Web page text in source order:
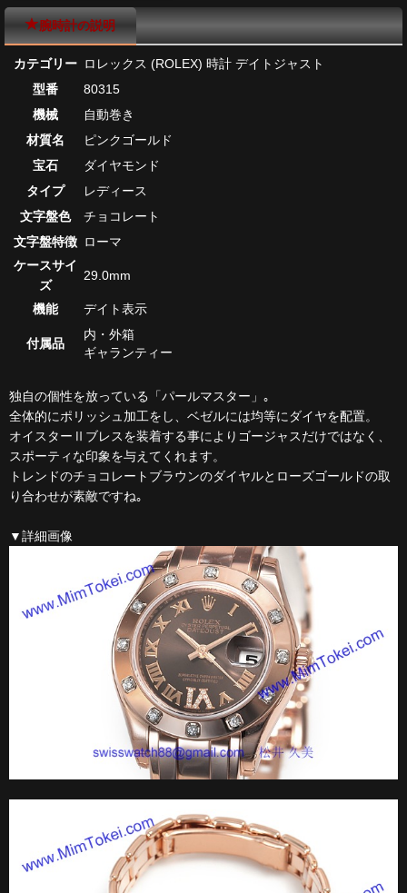
腕時計の説明
カテゴリー ロレックス (ROLEX) 時計 デイトジャスト
型番
80315
機械
自動巻き
材質名
ピンクゴールド
宝石
ダイヤモンド
タイプ
レディース
文字盤色
チョコレート
文字盤特徴 ローマ
ケースサイ
ズ
29.0mm
機能 デイト表示
付属品
内・外箱
ギャランティー
独自の個性を放っている「パールマスター」｡
全体的にポリッシュ加工をし、ベゼルには均等にダイヤを配置。
オイスターⅡブレスを装着する事によりゴージャスだけではなく、
スポーティな印象を与えてくれます。
トレンドのチョコレートブラウンのダイヤルとローズゴールドの取
り合わせが素敵ですね｡
▼詳細画像